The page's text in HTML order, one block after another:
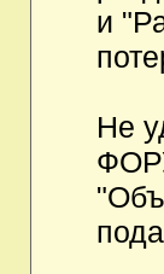
и
Не